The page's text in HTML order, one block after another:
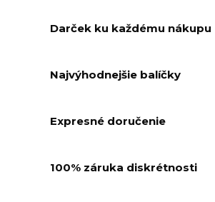
c
p
k
ý
i
Darček ku každému nákupu
Najvýhodnejšie balíčky
Expresné doručenie
100% záruka diskrétnosti